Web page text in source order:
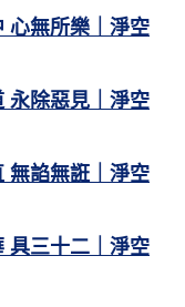
心無所樂｜淨空
永除惡見｜淨空
無諂無誑｜淨空
具三十二｜淨空